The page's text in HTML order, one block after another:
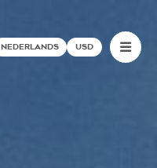
NEDERLANDS USD